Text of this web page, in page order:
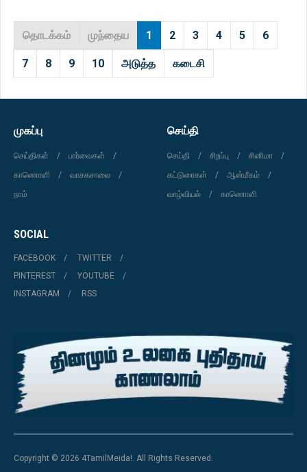
தொடக்கம் முந்தைய 1 2 3 4 5 6
7 8 9 10 அடுத்த கடைசி
முகப்பு
செய்திகள்
பார்வைகள்
காணொளி
வாசகசாலை
நாம்
செய்தி
செய்தி சிறப்பு
சினிமா
கட்டுரைகள்
ஆன்மீகம்
வாழ்வியல்
காணொளி
SOCIAL
FACEBOOK
TWITTER
PINTEREST
YOUTUBE
INSTAGRAM
RSS
Copyright © 2026 4TamilMeida!. All Rights Reserved.